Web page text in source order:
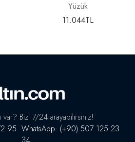
Yüzük
11.044TL
var? Bizi 7/24 arayabilirsiniz!
95 WhatsApp: (+90) 507 125 23